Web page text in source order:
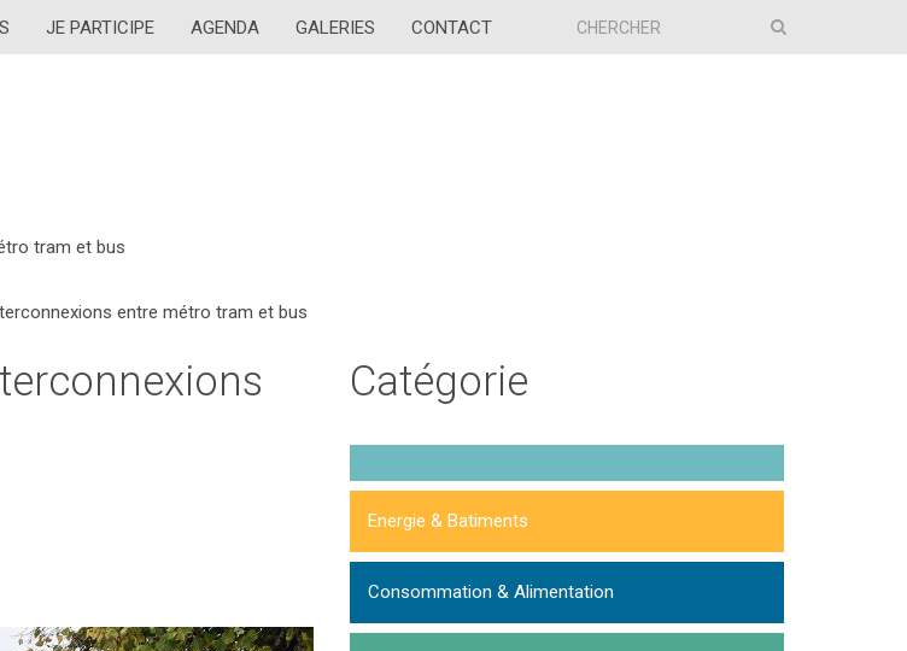
JE PARTICIPE AGENDA GALERIES CONTACT
tram et bus
entre métro tram et bus
Catégorie
Energie & Batiments
Consommation & Alimentation